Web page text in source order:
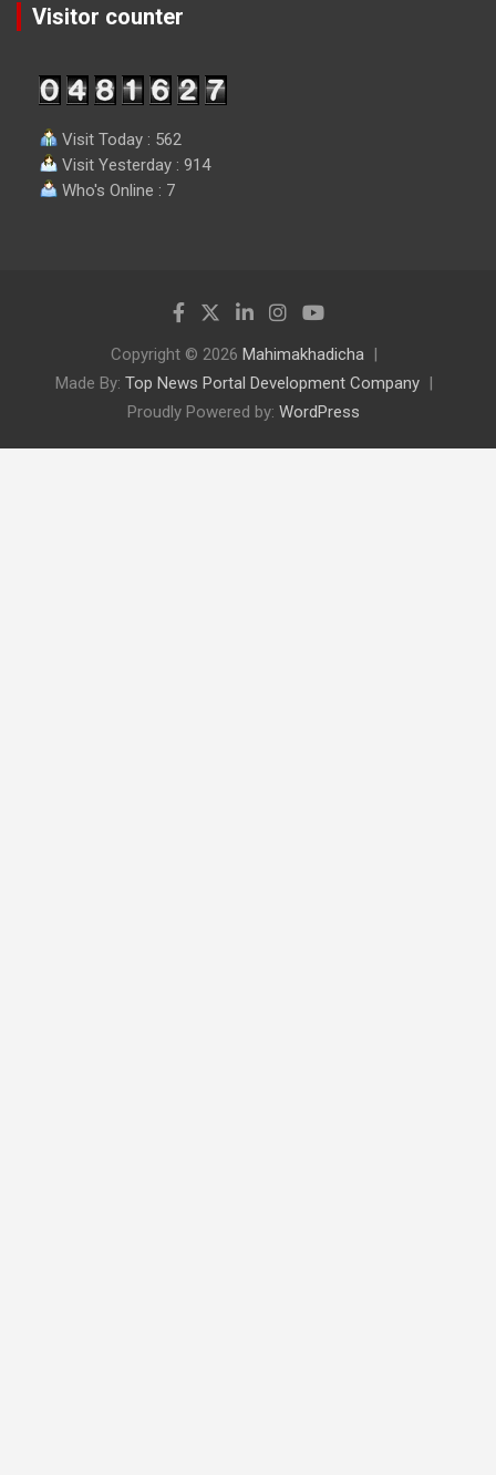
Visitor counter
Visit Today : 562
Visit Yesterday : 914
Who's Online : 7
Copyright © 2026 Mahimakhadicha
Made By: Top News Portal Development Company
Proudly Powered by: WordPress